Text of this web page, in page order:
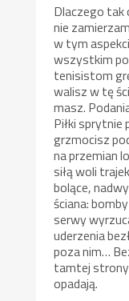
Dlaczego tak
nie
w tym
wszystkim
tenisistom
walisz w tę
masz.
Piłki sprytnie
grzmocisz
na przemian
siłą woli
bolące,
ściana:
serwy
uderzenia
poza nim…
tamtej strony
opadają.